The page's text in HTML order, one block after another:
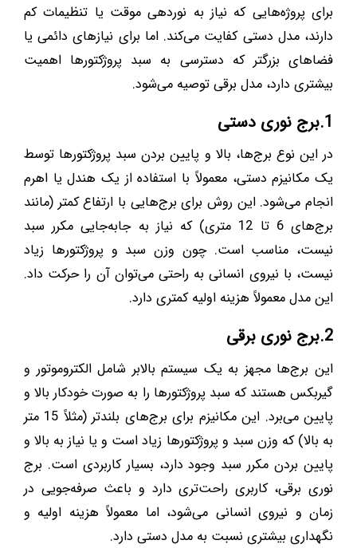
برای پروژه‌هایی که نیاز به نوردهی موقت یا تنظیمات کم
دارند، مدل دستی کفایت می‌کند. اما برای نیازهای دائمی یا
فضاهای بزرگتر که دسترسی به سبد پروژکتورها اهمیت
بیشتری دارد، مدل برقی توصیه می‌شود.
1.برج نوری دستی
در این نوع برج‌ها، بالا و پایین بردن سبد پروژکتورها توسط
یک مکانیزم دستی، معمولاً با استفاده از یک هندل یا اهرم
انجام می‌شود. این روش برای برج‌هایی با ارتفاع کمتر (مانند
برج‌های 6 تا 12 متری) که نیاز به جابه‌جایی مکرر سبد
نیست، مناسب است. چون وزن سبد و پروژکتورها زیاد
نیست، با نیروی انسانی به راحتی می‌توان آن را حرکت داد.
این مدل معمولاً هزینه اولیه کمتری دارد.
2.برج نوری برقی
این برج‌ها مجهز به یک سیستم بالابر شامل الکتروموتور و
گیربکس هستند که سبد پروژکتورها را به صورت خودکار بالا و
پایین می‌برد. این مکانیزم برای برج‌های بلندتر (مثلاً 15 متر
به بالا) که وزن سبد و پروژکتورها زیاد است و یا نیاز به بالا و
پایین بردن مکرر سبد وجود دارد، بسیار کاربردی است. برج
نوری برقی، کاربری راحت‌تری دارد و باعث صرفه‌جویی در
زمان و نیروی انسانی می‌شود، اما معمولاً هزینه اولیه و
نگهداری بیشتری نسبت به مدل دستی دارد.